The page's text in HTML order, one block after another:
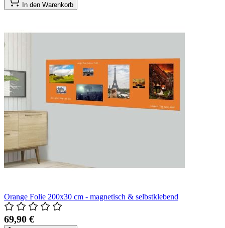
In den Warenkorb
Orange Folie 200x30 cm - magnetisch & selbstklebend
69,90 €